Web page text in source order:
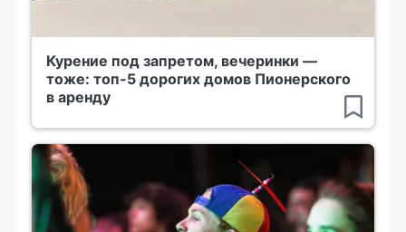
Курение под запретом, вечеринки —
тоже: топ-5 дорогих домов Пионерского
в аренду